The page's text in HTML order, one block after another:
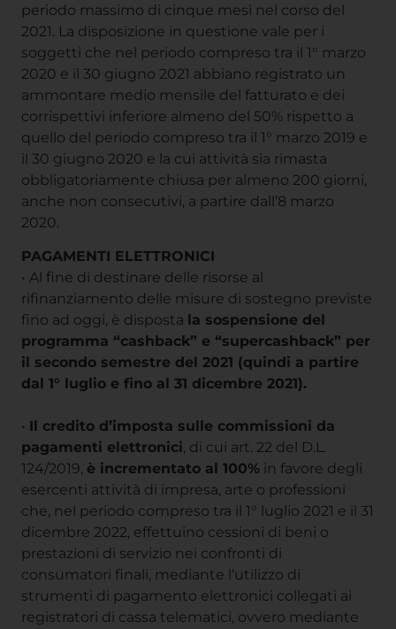
periodo massimo di cinque mesi nel corso del
2021. La disposizione in questione vale per i
soggetti che nel periodo compreso tra il 1° marzo
2020 e il 30 giugno 2021 abbiano registrato un
ammontare medio mensile del fatturato e dei
corrispettivi inferiore almeno del 50% rispetto a
quello del periodo compreso tra il 1° marzo 2019 e
il 30 giugno 2020 e la cui attività sia rimasta
obbligatoriamente chiusa per almeno 200 giorni,
anche non consecutivi, a partire dall’8 marzo
2020.
PAGAMENTI ELETTRONICI
• Al fine di destinare delle risorse al
rifinanziamento delle misure di sostegno previste
fino ad oggi, è disposta la sospensione del
programma “cashback” e “supercashback” per
il secondo semestre del 2021 (quindi a partire
dal 1° luglio e fino al 31 dicembre 2021).
• Il credito d’imposta sulle commissioni da
pagamenti elettronici, di cui art. 22 del D.L.
124/2019, è incrementato al 100% in favore degli
esercenti attività di impresa, arte o professioni
che, nel periodo compreso tra il 1° luglio 2021 e il 31
dicembre 2022, effettuino cessioni di beni o
prestazioni di servizio nei confronti di
consumatori finali, mediante l’utilizzo di
strumenti di pagamento elettronici collegati ai
registratori di cassa telematici, ovvero mediante